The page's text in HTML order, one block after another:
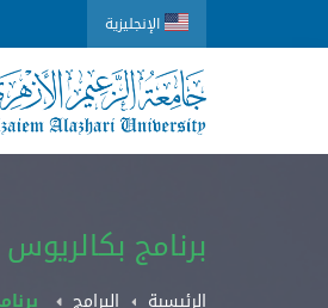
الإنجليزية
برنامج
الرئيسية البرامج